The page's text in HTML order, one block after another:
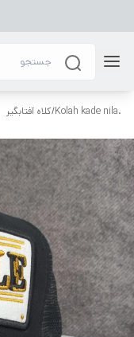
.Kolah kade nila
/کلاه آفتابگیر